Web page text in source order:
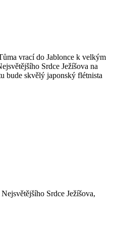
vrací do Jablonce k velkým
Srdce Ježíšova na
bude skvělý japonský flétnista
Srdce Ježíšova,